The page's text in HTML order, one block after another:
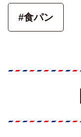
#食パン